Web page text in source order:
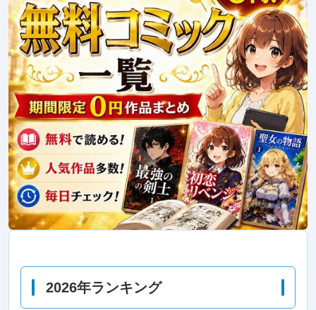
2026年ランキング